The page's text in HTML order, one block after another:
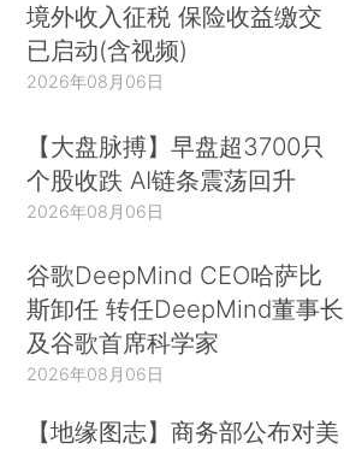
境外收入征税 保险收益缴交
已启动(含视频)
2026年08月06日
【大盘脉搏】早盘超3700只
个股收跌 AI链条震荡回升
2026年08月06日
谷歌DeepMind CEO哈萨比
斯卸任 转任DeepMind董事长
及谷歌首席科学家
2026年08月06日
【地缘图志】商务部公布对美